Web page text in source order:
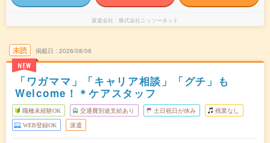
派遣会社 株式会社ニッソーネット
未読
NEW
掲載日 2026/08/06
「ワガママ」「キャリア相談」「グチ」も
Welcome！＊ケアスタッフ
職種未経験OK 交通費別途支給あり 土日祝日が休み 残業なし
WEB登録OK 派遣